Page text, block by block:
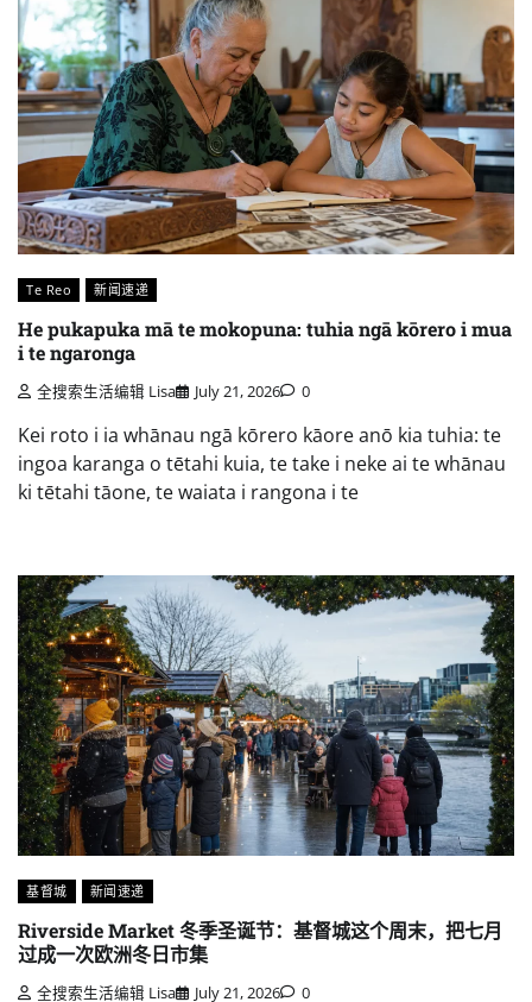
Te Reo 新闻速递
He pukapuka mā te mokopuna: tuhia ngā kōrero i mua
i te ngaronga
全搜索生活编辑 Lisa July 21, 2026 0
Kei roto i ia whānau ngā kōrero kāore anō kia tuhia: te
ingoa karanga o tētahi kuia, te take i neke ai te whānau
ki tētahi tāone, te waiata i rangona i te
基督城 新闻速递
Riverside Market 冬季圣诞节：基督城这个周末，把七月
过成一次欧洲冬日市集
全搜索生活编辑 Lisa July 21, 2026 0